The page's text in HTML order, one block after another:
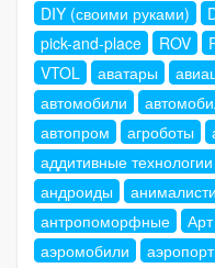
DIY (своими руками)
pick-and-place
ROV
VTOL
аватары
автомобили
автопром
агроботы
аддитивные технологии
андроиды
антропоморфные
Арт
аэромобили